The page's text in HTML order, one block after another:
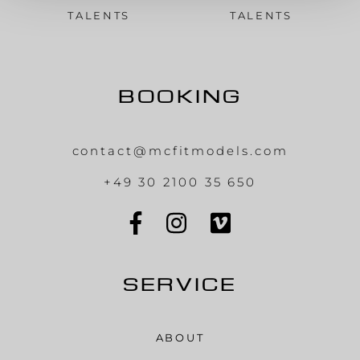
TALENTS TALENTS
BOOKING
contact@mcfitmodels.com
+49 30 2100 35 650
SERVICE
ABOUT